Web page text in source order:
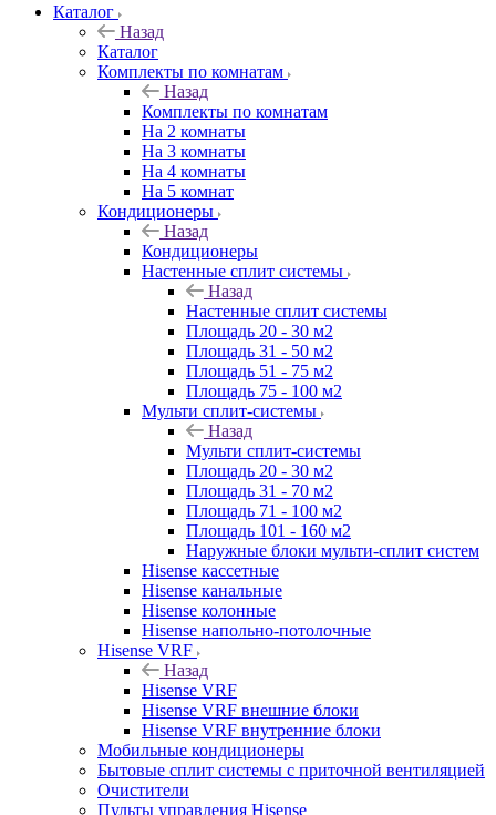
Каталог
Назад
Каталог
Комплекты по комнатам
Назад
Комплекты по комнатам
На 2 комнаты
На 3 комнаты
На 4 комнаты
На 5 комнат
Кондиционеры
Назад
Кондиционеры
Настенные сплит системы
Назад
Настенные сплит системы
Площадь 20 - 30 м2
Площадь 31 - 50 м2
Площадь 51 - 75 м2
Площадь 75 - 100 м2
Мульти сплит-системы
Назад
Мульти сплит-системы
Площадь 20 - 30 м2
Площадь 31 - 70 м2
Площадь 71 - 100 м2
Площадь 101 - 160 м2
Наружные блоки мульти-сплит систем
Hisense кассетные
Hisense канальные
Hisense колонные
Hisense напольно-потолочные
Hisense VRF
Назад
Hisense VRF
Hisense VRF внешние блоки
Hisense VRF внутренние блоки
Мобильные кондиционеры
Бытовые сплит системы с приточной вентиляцией
Очистители
Пульты управления Hisense